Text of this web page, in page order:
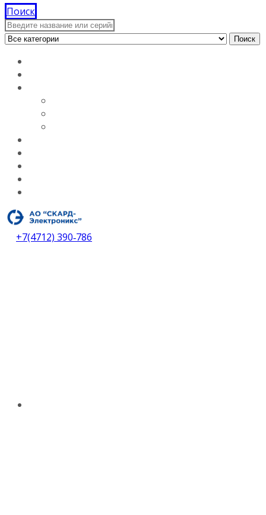
Поиск
Поиск
+7(4712) 390‑786